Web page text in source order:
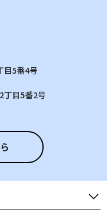
目5番4号
丁目5番2号